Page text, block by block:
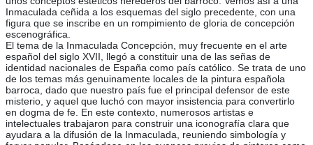
Inmaculada ceñida a los esquemas del siglo precedente, con una
figura que se inscribe en un rompimiento de gloria de concepción
escenográfica.
El tema de la Inmaculada Concepción, muy frecuente en el arte
español del siglo XVII, llegó a constituir una de las señas de
identidad nacionales de España como país católico. Se trata de uno
de los temas más genuinamente locales de la pintura española
barroca, dado que nuestro país fue el principal defensor de este
misterio, y aquel que luchó con mayor insistencia para convertirlo
en dogma de fe. En este contexto, numerosos artistas e
intelectuales trabajaron para construir una iconografía clara que
ayudara a la difusión de la Inmaculada, reuniendo simbología y